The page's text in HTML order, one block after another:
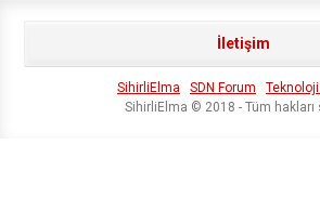
İletişim
SihirliElma SDN Forum
SihirliElma © 2018 - Tüm hakları